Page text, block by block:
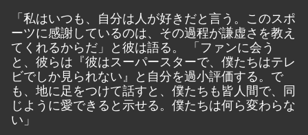
「私はいつも、自分は人が好きだと言う。このスポ
ーツに感謝しているのは、その過程が謙虚さを教え
てくれるからだ」と彼は語る。 「ファンに会う
と、彼らは『彼はスーパースターで、僕たちはテレ
ビでしか見られない』と自分を過小評価する。で
も、地に足をつけて話すと、僕たちも皆人間で、同
じように愛できると示せる。僕たちは何ら変わらな
い」